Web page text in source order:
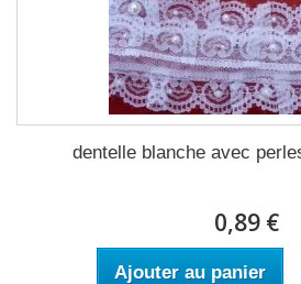
dentelle blanche avec
0,89 €
Ajouter au panier